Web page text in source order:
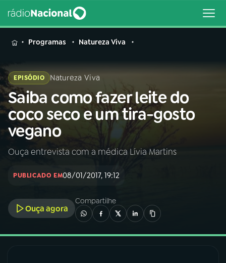
MENU
Buscar
na
Rádio
Nacional
Buscar
AO VIVO
02A RÁDIO
Programas Natureza Viva
EPISÓDIO Natureza Viva
Saiba como fazer leite do
coco seco e um tira-gosto
vegano
Ouça entrevista com a médica Lívia Martins
PUBLICADO EM08/01/2017, 19:12
Ouça agora
Compartilhe